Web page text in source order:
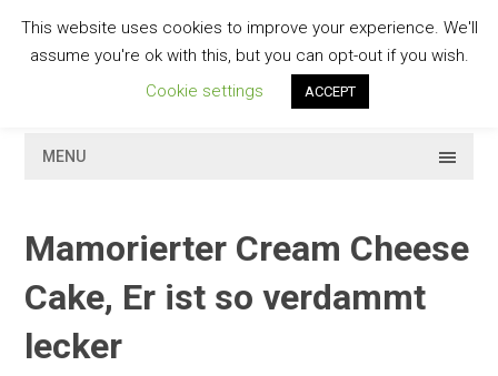
contentGESCHMACKVOLL
MENU
Mamorierter Cream Cheese
Cake, Er ist so verdammt
lecker
This website uses cookies to improve your experience. We'll
assume you're ok with this, but you can opt-out if you wish.
Cookie settings
ACCEPT